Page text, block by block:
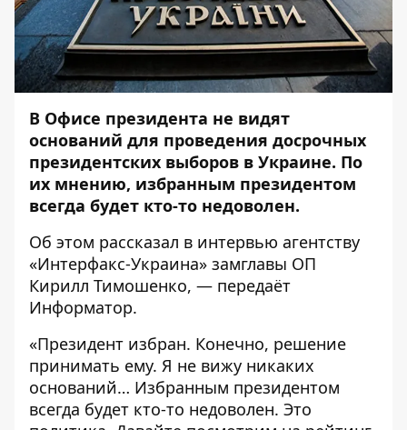
В Офисе президента не видят
оснований для проведения досрочных
президентских выборов в Украине. По
их мнению, избранным президентом
всегда будет кто-то недоволен.
Об этом рассказал в интервью агентству
«Интерфакс-Украина» замглавы ОП
Кирилл Тимошенко, — передаёт
Информатор.
«Президент избран. Конечно, решение
принимать ему. Я не вижу никаких
оснований… Избранным президентом
всегда будет кто-то недоволен. Это